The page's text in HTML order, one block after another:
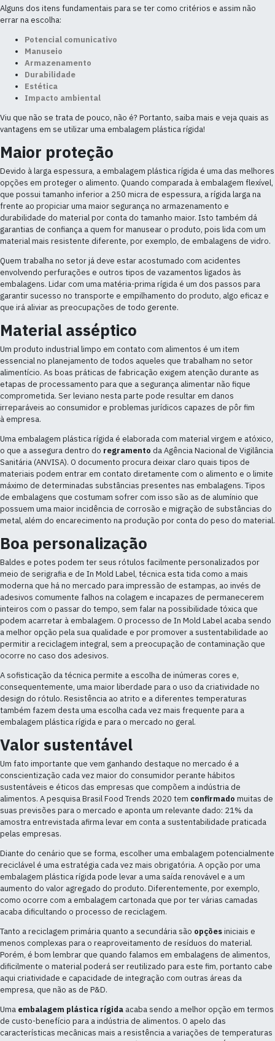
Alguns dos itens fundamentais para se ter como critérios e assim não
errar na escolha:
Potencial comunicativo
Manuseio
Armazenamento
Durabilidade
Estética
Impacto ambiental
Viu que não se trata de pouco, não é? Portanto, saiba mais e veja quais as
vantagens em se utilizar uma embalagem plástica rígida!
Maior proteção
Devido à larga espessura, a embalagem plástica rígida é uma das melhores
opções em proteger o alimento. Quando comparada à embalagem flexível,
que possui tamanho inferior a 250 micra de espessura, a rígida larga na
frente ao propiciar uma maior segurança no armazenamento e
durabilidade do material por conta do tamanho maior. Isto também dá
garantias de confiança a quem for manusear o produto, pois lida com um
material mais resistente diferente, por exemplo, de embalagens de vidro.
Quem trabalha no setor já deve estar acostumado com acidentes
envolvendo perfurações e outros tipos de vazamentos ligados às
embalagens. Lidar com uma matéria-prima rígida é um dos passos para
garantir sucesso no transporte e empilhamento do produto, algo eficaz e
que irá aliviar as preocupações de todo gerente.
Material asséptico
Um produto industrial limpo em contato com alimentos é um item
essencial no planejamento de todos aqueles que trabalham no setor
alimentício. As boas práticas de fabricação exigem atenção durante as
etapas de processamento para que a segurança alimentar não fique
comprometida. Ser leviano nesta parte pode resultar em danos
irreparáveis ao consumidor e problemas jurídicos capazes de pôr fim
à empresa.
Uma embalagem plástica rígida é elaborada com material virgem e atóxico,
o que a assegura dentro do regramento da Agência Nacional de Vigilância
Sanitária (ANVISA). O documento procura deixar claro quais tipos de
materiais podem entrar em contato diretamente com o alimento e o limite
máximo de determinadas substâncias presentes nas embalagens. Tipos
de embalagens que costumam sofrer com isso são as de alumínio que
possuem uma maior incidência de corrosão e migração de substâncias do
metal, além do encarecimento na produção por conta do peso do material.
Boa personalização
Baldes e potes podem ter seus rótulos facilmente personalizados por
meio de serigrafia e de In Mold Label, técnica esta tida como a mais
moderna que há no mercado para impressão de estampas, ao invés de
adesivos comumente falhos na colagem e incapazes de permanecerem
inteiros com o passar do tempo, sem falar na possibilidade tóxica que
podem acarretar à embalagem. O processo de In Mold Label acaba sendo
a melhor opção pela sua qualidade e por promover a sustentabilidade ao
permitir a reciclagem integral, sem a preocupação de contaminação que
ocorre no caso dos adesivos.
A sofisticação da técnica permite a escolha de inúmeras cores e,
consequentemente, uma maior liberdade para o uso da criatividade no
design do rótulo. Resistência ao atrito e a diferentes temperaturas
também fazem desta uma escolha cada vez mais frequente para a
embalagem plástica rígida e para o mercado no geral.
Valor sustentável
Um fato importante que vem ganhando destaque no mercado é a
conscientização cada vez maior do consumidor perante hábitos
sustentáveis e éticos das empresas que compõem a indústria de
alimentos. A pesquisa Brasil Food Trends 2020 tem confirmado muitas de
suas previsões para o mercado e aponta um relevante dado: 21% da
amostra entrevistada afirma levar em conta a sustentabilidade praticada
pelas empresas.
Diante do cenário que se forma, escolher uma embalagem potencialmente
reciclável é uma estratégia cada vez mais obrigatória. A opção por uma
embalagem plástica rígida pode levar a uma saída renovável e a um
aumento do valor agregado do produto. Diferentemente, por exemplo,
como ocorre com a embalagem cartonada que por ter várias camadas
acaba dificultando o processo de reciclagem.
Tanto a reciclagem primária quanto a secundária são opçõesiniciais e
menos complexas para o reaproveitamento de resíduos do material.
Porém, é bom lembrar que quando falamos em embalagens de alimentos,
dificilmente o material poderá ser reutilizado para este fim, portanto cabe
aqui criatividade e capacidade de integração com outras áreas da
empresa, que não as de P&D.
Uma embalagem plástica rígida acaba sendo a melhor opção em termos
de custo-benefício para a indústria de alimentos. O apelo das
características mecânicas mais a resistência a variações de temperaturas